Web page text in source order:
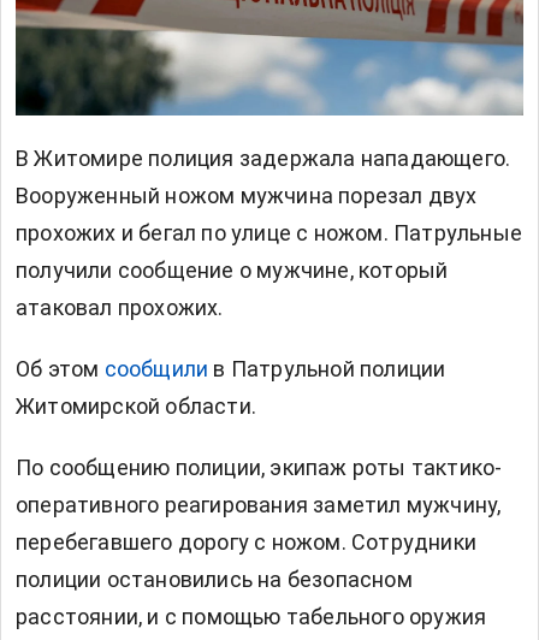
В Житомире полиция задержала нападающего.
Вооруженный ножом мужчина порезал двух
прохожих и бегал по улице с ножом. Патрульные
получили сообщение о мужчине, который
атаковал прохожих.
Об этом сообщили в Патрульной полиции
Житомирской области.
По сообщению полиции, экипаж роты тактико-
оперативного реагирования заметил мужчину,
перебегавшего дорогу с ножом. Сотрудники
полиции остановились на безопасном
расстоянии, и с помощью табельного оружия